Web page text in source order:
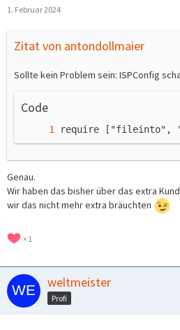
1. Februar 2024
Zitat von antondollmaier
Sollte kein Problem sein: ISPConfig
Code
require ["fileinto",
Genau.
Wir haben das bisher über das extra
wir das nicht mehr extra bräuchten
1
weltmeister
Profi